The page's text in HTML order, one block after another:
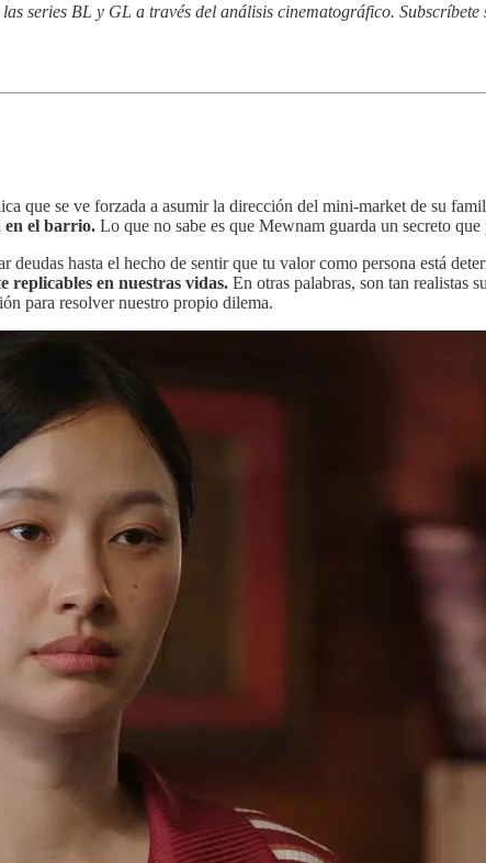
series BL y GL a través del análisis cinematográfico. Subscríbete
que se ve forzada a asumir la dirección del mini-market de su
en el barrio. Lo que no sabe es que Mewnam guarda un secreto
hasta el hecho de sentir que tu valor como persona está
replicables en nuestras vidas. En otras palabras, son tan realistas
para resolver nuestro propio dilema.